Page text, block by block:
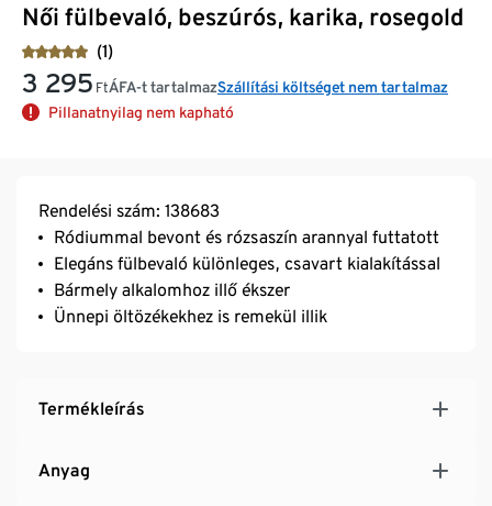
Női fülbevaló, beszúrós, karika, rosegold
(1)
3 295 FtÁFA-t tartalmazSzállítási költséget nem tartalmaz
Pillanatnyilag nem kapható
Rendelési szám: 138683
Ródiummal bevont és rózsaszín arannyal futtatott
Elegáns fülbevaló különleges, csavart kialakítással
Bármely alkalomhoz illő ékszer
Ünnepi öltözékekhez is remekül illik
Termékleírás
Anyag